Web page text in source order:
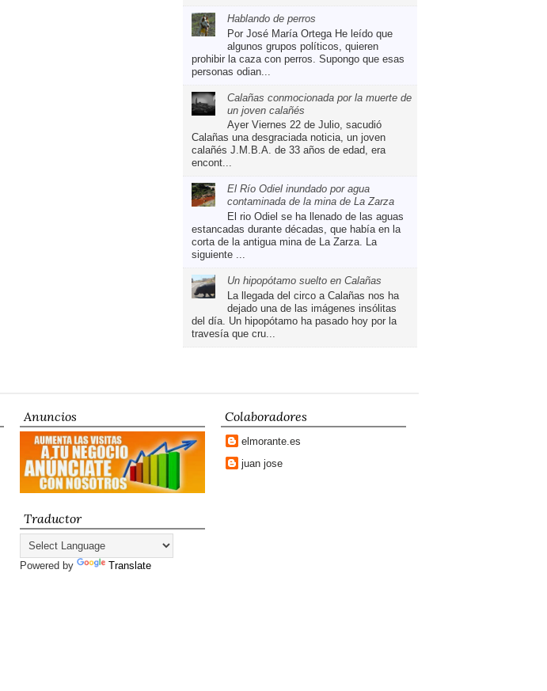
Hablando de perros
Por José María Ortega He leído que
algunos grupos políticos, quieren
prohibir la caza con perros. Supongo que esas
personas odian...
Calañas conmocionada por la muerte de
un joven calañés
Ayer Viernes 22 de Julio, sacudió
Calañas una desgraciada noticia, un joven
calañés J.M.B.A. de 33 años de edad, era
encont...
El Río Odiel inundado por agua
contaminada de la mina de La Zarza
El rio Odiel se ha llenado de las aguas
estancadas durante décadas, que había en la
corta de la antigua mina de La Zarza. La
siguiente ...
Un hipopótamo suelto en Calañas
La llegada del circo a Calañas nos ha
dejado una de las imágenes insólitas
del día. Un hipopótamo ha pasado hoy por la
travesía que cru...
Anuncios
Traductor
Powered by Translate
Colaboradores
elmorante.es
juan jose